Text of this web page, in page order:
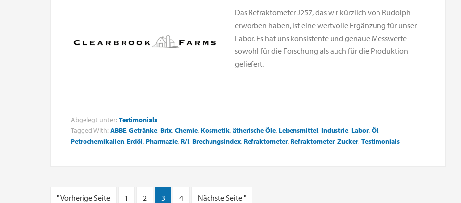
Das Refraktometer J257, das wir kürzlich von Rudolph
erworben haben, ist eine wertvolle Ergänzung für unser
Labor. Es hat uns konsistente und genaue Messwerte
sowohl für die Forschung als auch für die Produktion
geliefert.
Abgelegt unter: Testimonials
Tagged With: ABBE, Getränke, Brix, Chemie, Kosmetik, ätherische Öle, Lebensmittel, Industrie, Labor, Öl,
Petrochemikalien, Erdöl, Pharmazie, R/I, Brechungsindex, Refraktometer, Refraktometer, Zucker, Testimonials
" Vorherige Seite 1 2 3 4 Nächste Seite "